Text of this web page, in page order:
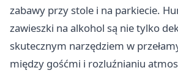
zabawy przy stole i na parkiecie.
zawieszki na alkohol są nie tylko
skutecznym narzędziem w
między gośćmi i rozluźnianiu